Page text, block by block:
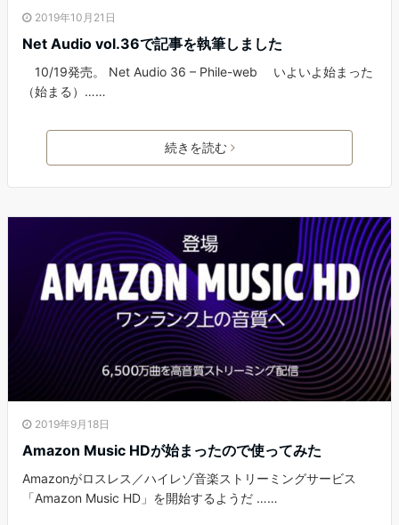
2019年10月21日
Net Audio vol.36で記事を執筆しました
10/19発売。 Net Audio 36 – Phile-web いよいよ始まった
（始まる）……
続きを読む
2019年9月18日
Amazon Music HDが始まったので使ってみた
Amazonがロスレス／ハイレゾ音楽ストリーミングサービス
「Amazon Music HD」を開始するようだ ……